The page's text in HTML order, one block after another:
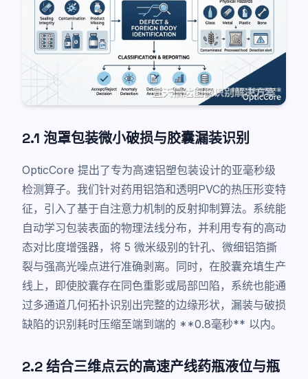
2.1 泡罩包装微小破损与胶囊漏装识别
OpticCore 提出了专为高速铝塑包装设计的亚毫秒级
检测算子。我们针对药用铝箔和透明PVC的热压形变特
征，引入了基于自注意力机制的反射抑制算法。系统能
自动学习包装表面的物理法线分布，并利用专有的高动
态对比度增强器，将 5 微米级别的针孔、微细铝箔撕
裂与强高光噪点进行准确剥离。同时，在胶囊充填生产
线上，即使胶囊存在同色重影或局部凹陷，系统也能通
过多通道几何拓扑识别出完整的边缘形状，漏装与破损
缺陷的识别耗时压缩至端到端的 **0.8毫秒** 以内。
2.2 结合三维点云的高速产线药瓶液位与瓶